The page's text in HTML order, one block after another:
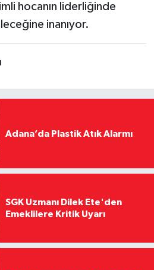
hocanın liderliğinde
inanıyor.
Adana’da Plastik Atık Alarmı
SGK Uzmanı Dilek Ete'den
Emeklilere Kritik Uyarı